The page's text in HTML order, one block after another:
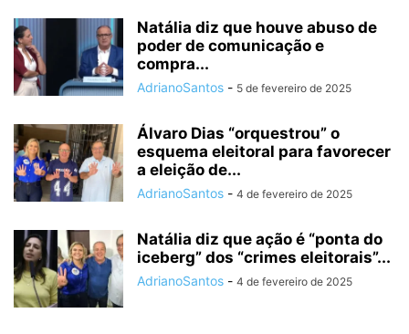
Natália diz que houve abuso de
poder de comunicação e
compra...
AdrianoSantos - 5 de fevereiro de 2025
Álvaro Dias “orquestrou” o
esquema eleitoral para favorecer
a eleição de...
AdrianoSantos - 4 de fevereiro de 2025
Natália diz que ação é “ponta do
iceberg” dos “crimes eleitorais”...
AdrianoSantos - 4 de fevereiro de 2025